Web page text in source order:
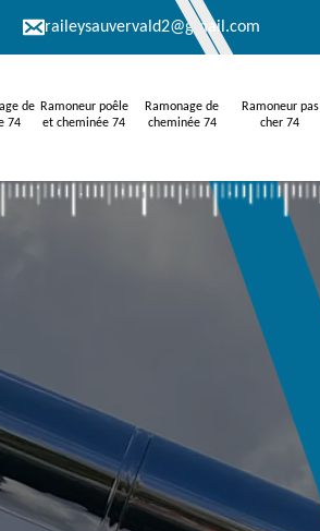
raileysauvervald2@gmail.com
de
74
Ramoneur poêle
et cheminée 74
Ramonage de
cheminée 74
Ramoneur pas
cher 74